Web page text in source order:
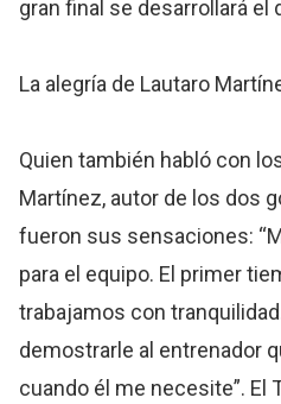
gran final se desarrollará el
La alegría de Lautaro
Quien también habló con
Martínez, autor de los dos
fueron sus sensaciones:
para el equipo. El primer
trabajamos con
demostrarle al entrenador
cuando él me necesite”. El